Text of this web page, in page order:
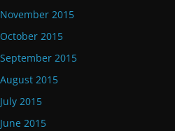
November 2015
October 2015
September 2015
August 2015
July 2015
June 2015